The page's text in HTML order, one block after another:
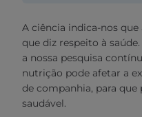
A ciência indica-nos
que diz respeito à
a nossa pesquisa
nutrição pode afetar a
de companhia, para
saudável.